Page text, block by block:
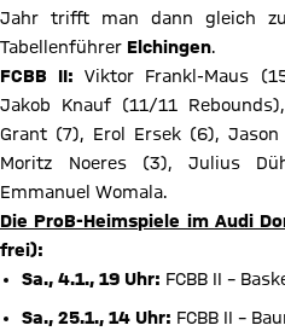
Jahr trifft man dann gleich
Tabellenführer Elchingen.
FCBB II: Viktor Frankl-Maus
Jakob Knauf (11/11
Grant (7), Erol Ersek (6),
Moritz Noeres (3), Julius
Emmanuel Womala.
Die ProB-Heimspiele im Audi
frei):
Sa., 4.1., 19 Uhr: FCBB II –
Sa., 25.1., 14 Uhr: FCBB II –